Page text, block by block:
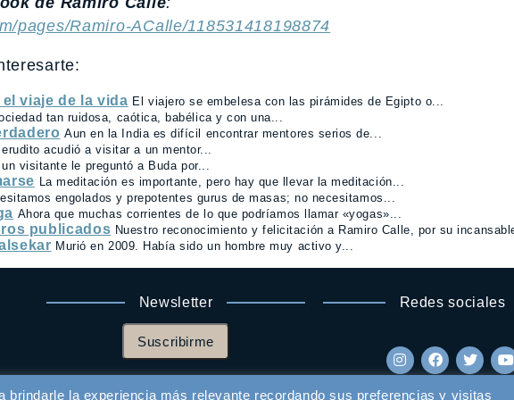
pages/Ramiro-ACalle/118531418198874
viaje de la vida El viajero se embelesa con las pirámides de Egipto o...
tan ruidosa, caótica, babélica y con una...
Aun en la India es difícil encontrar mentores serios de...
acudió a visitar a un mentor...
visitante le preguntó a Buda por...
La meditación es importante, pero hay que llevar la meditación...
engolados y prepotentes gurus de masas; no necesitamos...
Ahora que muchas corrientes de lo que podríamos llamar «yogas»...
publicados Nuestro reconocimiento y felicitación a Ramiro Calle, por su
Murió en 2009. Había sido un hombre muy activo y...
Newsletter
Suscribirme
Redes sociales
brindarle la experiencia más relevante recordando sus preferencias y visitas